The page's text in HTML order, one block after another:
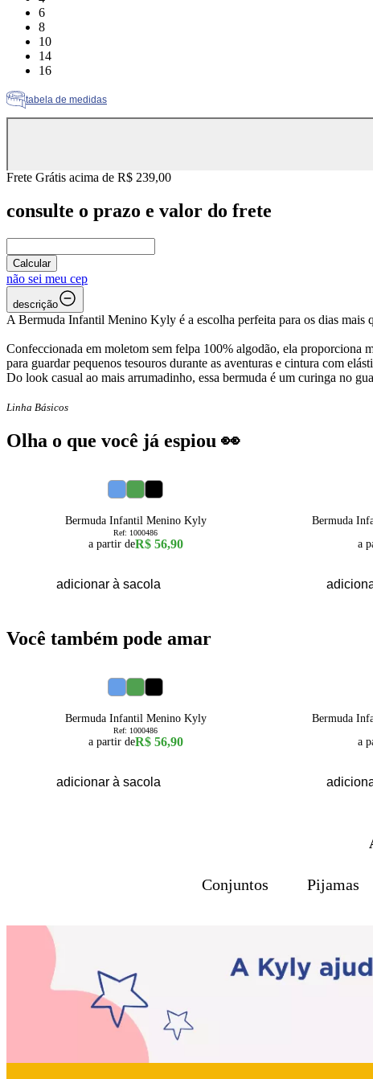
Tamanho: 6
6
Tamanho: 8
8
Tamanho: 10
10
Tamanho: 14
14
Tamanho: 16
16
tabela de medidas
Frete Grátis acima de R$ 239,00
consulte o prazo e valor do frete
Calcular
não sei meu cep
descrição
A Bermuda Infantil Menino Kyly é a escolha perfeita para os dias mais
Confeccionada em moletom sem felpa 100% algodão, ela proporciona
para guardar pequenos tesouros durante as aventuras e cintura com
Do look casual ao mais arrumadinho, essa bermuda é um curinga no
Linha Básicos
Olha o que você já espiou 👀
Bermuda Infantil Menino Kyly
Ref: 1000486
a partir deR$ 56,90
adicionar à sacola
Bermuda
a
Você também pode amar
Bermuda Infantil Menino Kyly
Ref: 1000486
a partir deR$ 56,90
adicionar à sacola
Bermuda
a
Conjuntos Pijamas